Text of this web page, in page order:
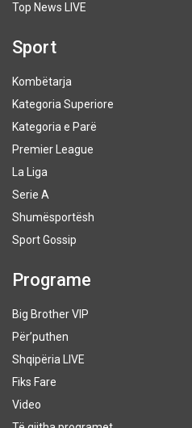
Top News LIVE
Sport
Kombëtarja
Kategoria Superiore
Kategoria e Parë
Premier League
La Liga
Serie A
Shumësportësh
Sport Gossip
Programe
Big Brother VIP
Për’puthen
Shqipëria LIVE
Fiks Fare
Video